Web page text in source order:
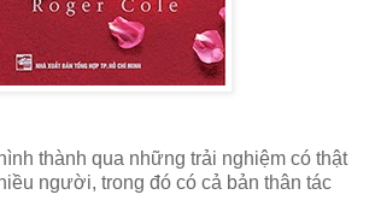
thành qua những trải nghiệm có thật
người, trong đó có cả bản thân tác